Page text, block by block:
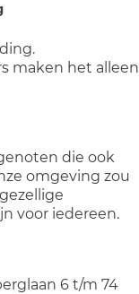
maken het alleen
die ook
omgeving zou
voor iedereen.
6 t/m 74